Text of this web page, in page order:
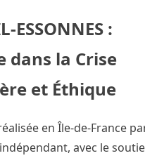
ESSONNES :
dans la Crise
et Éthique
en Île-de-France
avec le